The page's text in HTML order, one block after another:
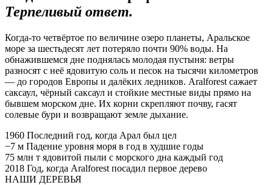
Терпеливый ответ.
Когда-то четвёртое по величине озеро планеты, Аральское
море за шестьдесят лет потеряло почти 90% воды. На
обнажившемся дне поднялась молодая пустыня: ветры
разносят с неё ядовитую соль и песок на тысячи километров
— до городов Европы и далёких ледников. Aralforest сажает
саксаул, чёрный саксаул и стойкие местные виды прямо на
бывшем морском дне. Их корни скрепляют почву, гасят
солевые бури и возвращают земле дыхание.
1960 Последний год, когда Арал был цел
−7 м Падение уровня моря в год в худшие годы
75 млн т ядовитой пыли с морского дна каждый год
2018 Год, когда Aralforest посадил первое дерево
НАШИ ДЕРЕВЬЯ